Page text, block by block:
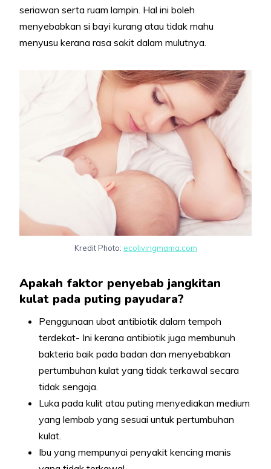
seriawan serta ruam lampin. Hal ini boleh
menyebabkan si bayi kurang atau tidak mahu
menyusu kerana rasa sakit dalam mulutnya.
Kredit Photo: ecolivingmama.com
Apakah faktor penyebab jangkitan
kulat pada puting payudara?
Penggunaan ubat antibiotik dalam tempoh
terdekat- Ini kerana antibiotik juga membunuh
bakteria baik pada badan dan menyebabkan
pertumbuhan kulat yang tidak terkawal secara
tidak sengaja.
Luka pada kulit atau puting menyediakan medium
yang lembab yang sesuai untuk pertumbuhan
kulat.
Ibu yang mempunyai penyakit kencing manis